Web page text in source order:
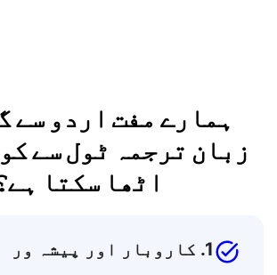
ہمارے مفت اردو سے
زبان ترجمہ ٹول سے